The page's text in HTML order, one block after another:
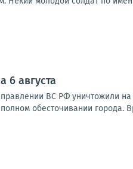
6 августа
ВС РФ уничтожили
обесточивании города.